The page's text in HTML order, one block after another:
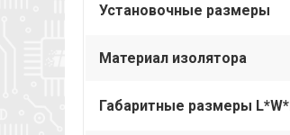
Установочные размеры
Материал изолятора
Габаритные размеры